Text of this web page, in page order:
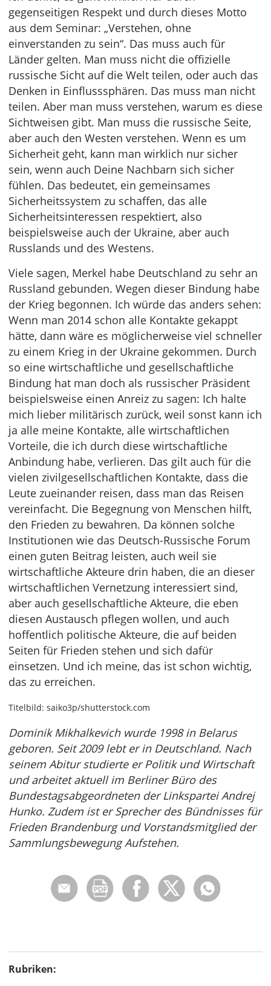
gegenseitigen Respekt und durch dieses Motto
aus dem Seminar: „Verstehen, ohne
einverstanden zu sein“. Das muss auch für
Länder gelten. Man muss nicht die offizielle
russische Sicht auf die Welt teilen, oder auch das
Denken in Einflusssphären. Das muss man nicht
teilen. Aber man muss verstehen, warum es diese
Sichtweisen gibt. Man muss die russische Seite,
aber auch den Westen verstehen. Wenn es um
Sicherheit geht, kann man wirklich nur sicher
sein, wenn auch Deine Nachbarn sich sicher
fühlen. Das bedeutet, ein gemeinsames
Sicherheitssystem zu schaffen, das alle
Sicherheitsinteressen respektiert, also
beispielsweise auch der Ukraine, aber auch
Russlands und des Westens.
Viele sagen, Merkel habe Deutschland zu sehr an
Russland gebunden. Wegen dieser Bindung habe
der Krieg begonnen. Ich würde das anders sehen:
Wenn man 2014 schon alle Kontakte gekappt
hätte, dann wäre es möglicherweise viel schneller
zu einem Krieg in der Ukraine gekommen. Durch
so eine wirtschaftliche und gesellschaftliche
Bindung hat man doch als russischer Präsident
beispielsweise einen Anreiz zu sagen: Ich halte
mich lieber militärisch zurück, weil sonst kann ich
ja alle meine Kontakte, alle wirtschaftlichen
Vorteile, die ich durch diese wirtschaftliche
Anbindung habe, verlieren. Das gilt auch für die
vielen zivilgesellschaftlichen Kontakte, dass die
Leute zueinander reisen, dass man das Reisen
vereinfacht. Die Begegnung von Menschen hilft,
den Frieden zu bewahren. Da können solche
Institutionen wie das Deutsch-Russische Forum
einen guten Beitrag leisten, auch weil sie
wirtschaftliche Akteure drin haben, die an dieser
wirtschaftlichen Vernetzung interessiert sind,
aber auch gesellschaftliche Akteure, die eben
diesen Austausch pflegen wollen, und auch
hoffentlich politische Akteure, die auf beiden
Seiten für Frieden stehen und sich dafür
einsetzen. Und ich meine, das ist schon wichtig,
das zu erreichen.
Titelbild: saiko3p/shutterstock.com
Dominik Mikhalkevich wurde 1998 in Belarus
geboren. Seit 2009 lebt er in Deutschland. Nach
seinem Abitur studierte er Politik und Wirtschaft
und arbeitet aktuell im Berliner Büro des
Bundestagsabgeordneten der Linkspartei Andrej
Hunko. Zudem ist er Sprecher des Bündnisses für
Frieden Brandenburg und Vorstandsmitglied der
Sammlungsbewegung Aufstehen.
Rubriken: